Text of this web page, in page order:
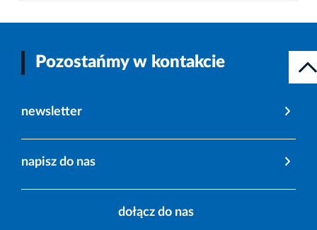
Pozostańmy w kontakcie
newsletter
napisz do nas
dołącz do nas